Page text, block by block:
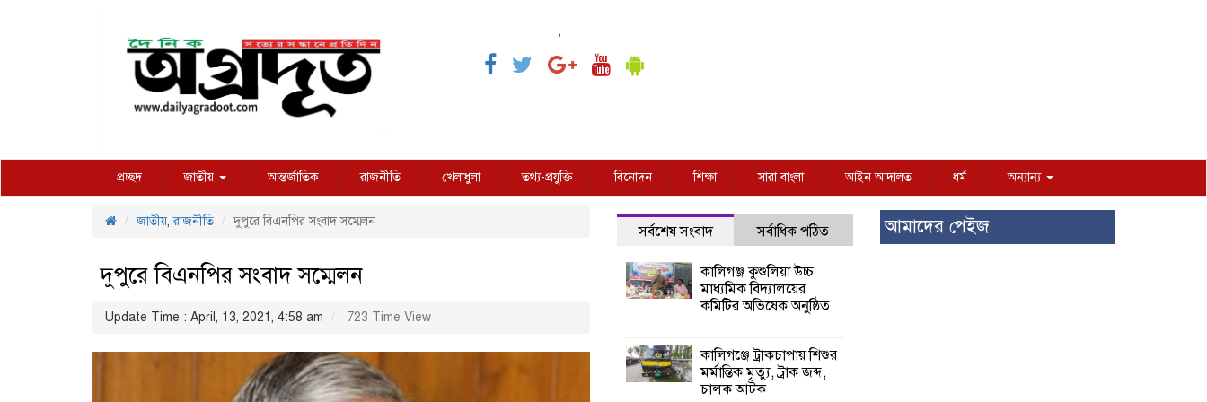
,
প্রচ্ছদ জাতীয় আন্তর্জাতিক রাজনীতি খেলাধুলা তথ্য-প্রযুক্তি বিনোদন শিক্ষা সারা বাংলা আইন আদালত ধর্ম অন্যান্য
জাতীয়,রাজনীতি দুপুরে বিএনপির সংবাদ সম্মেলন
দুপুরে বিএনপির সংবাদ সম্মেলন
Update Time : April, 13, 2021, 4:58 am 723 Time View
সর্বশেষ সংবাদ সর্বাধিক পঠিত
কালিগঞ্জ কুশুলিয়া উচ্চ
মাধ্যমিক বিদ্যালয়ের
কমিটির অভিষেক অনুষ্ঠিত
কালিগঞ্জে ট্রাকচাপায় শিশুর
মর্মান্তিক মৃত্যু, ট্রাক জব্দ,
চালক আটক
আমাদের পেইজ